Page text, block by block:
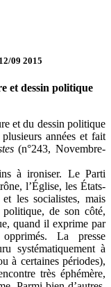
09 2015
et dessin politique
et du dessin politique
années et fait
(n°243, Novembre-
à ironiser. Le Parti
l’Église, les États-
les socialistes, mais
de son côté,
quand il exprime par
La presse
systématiquement à
à certaines périodes),
très éphémère,